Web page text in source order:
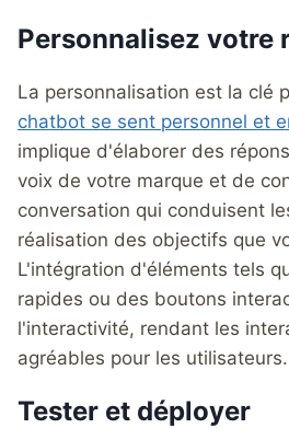
Personnalisez votre
La personnalisation est la clé
chatbot se sent personnel et
implique d'élaborer des
voix de votre marque et de
conversation qui conduisent
réalisation des objectifs que
L'intégration d'éléments tels
rapides ou des boutons
l'interactivité, rendant les
agréables pour les utilisateurs.
Tester et déployer